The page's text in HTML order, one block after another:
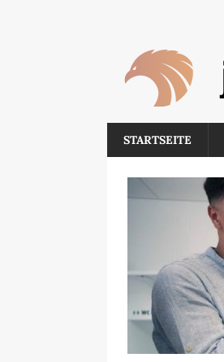
STARTSEITE